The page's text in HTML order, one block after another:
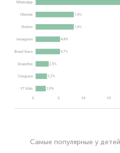
Самые популярные у